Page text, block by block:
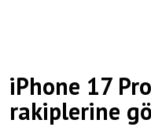
iPhone 17
rakiplerine